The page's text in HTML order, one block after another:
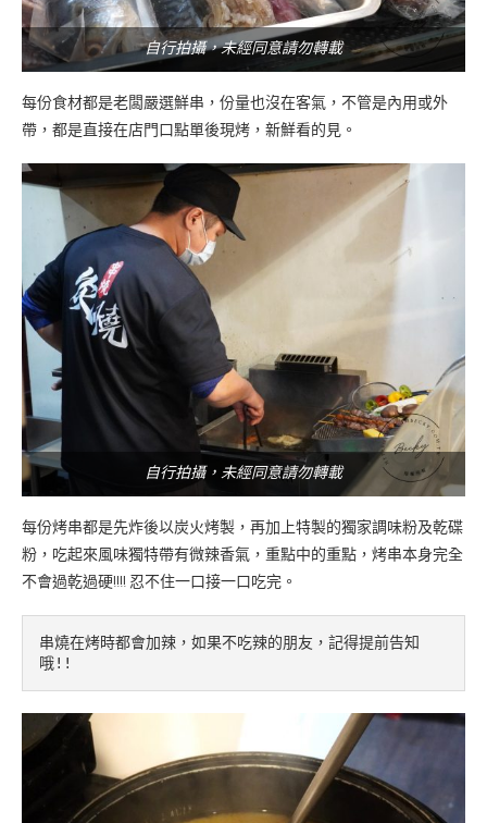
自行拍攝，未經同意請勿轉載
每份食材都是老闆嚴選鮮串，份量也沒在客氣，不管是內用或外
帶，都是直接在店門口點單後現烤，新鮮看的見。
自行拍攝，未經同意請勿轉載
每份烤串都是先炸後以炭火烤製，再加上特製的獨家調味粉及乾碟
粉，吃起來風味獨特帶有微辣香氣，重點中的重點，烤串本身完全
不會過乾過硬!!!! 忍不住一口接一口吃完。
串燒在烤時都會加辣，如果不吃辣的朋友，記得提前告知
哦!!